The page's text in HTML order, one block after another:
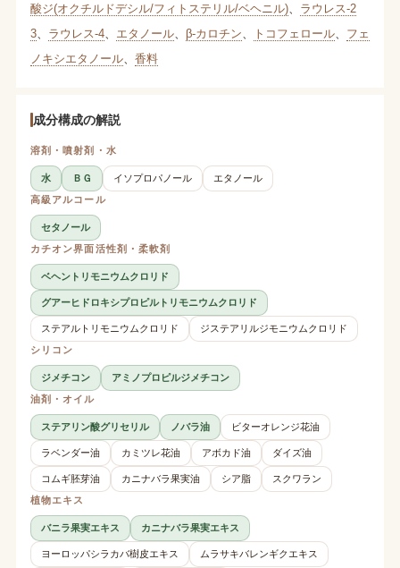
酸ジ(オクチルドデシル/フィトステリル/ベヘニル)、 ラウレス-2
3、 ラウレス-4、 エタノール、 β-カロチン トコフェロール、 フェ
ノキシエタノール、 香料
成分構成の解説
溶剤・噴射剤・水
水 ＢＧ イソプロパノール
エタノール
高級アルコール
セタノール
カチオン界面活性剤・柔軟剤
ベヘントリモニウムクロリド
グアーヒドロキシプロピルトリモニウムクロリド
ステアルトリモニウムクロリド
ジステアリルジモニウムクロリド
シリコン
ジメチコン
アミノプロピルジメチコン
油剤・オイル
ステアリン酸グリセリル ノバラ油 ビターオレンジ花油
ラベンダー油 カミツレ花油 アボカド油 ダイズ油
コムギ胚芽油 カニナバラ果実油 シア脂
スクワラン
植物エキス
バニラ果実エキス カニナバラ果実エキス
ヨーロッパシラカバ樹皮エキス ムラサキバレンギクエキス